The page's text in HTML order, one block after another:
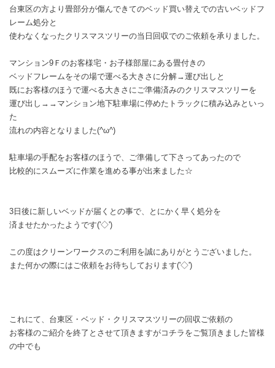
台東区の方より畳部分が傷んできてのベッド買い替えでの古いベッドフ
レーム処分と
使わなくなったクリスマスツリーの当日回収でのご依頼を承りました。
マンション9Ｆのお客様宅・お子様部屋にある畳付きの
ベッドフレームをその場で運べる大きさに分解→運び出しと
既にお客様のほうで運べる大きさにご準備済みのクリスマスツリーを
運び出し→→マンション地下駐車場に停めたトラックに積み込みといっ
た
流れの内容となりました(^ω^)
駐車場の手配をお客様のほうで、ご準備して下さってあったので
比較的にスムーズに作業を進める事が出来ました☆
3日後に新しいベッドが届くとの事で、とにかく早く処分を
済ませたかったようです('◇')ゞ
この度はクリーンワークスのご利用を誠にありがとうございました。
また何かの際にはご依頼をお待ちしております('◇')ゞ
これにて、台東区・ベッド・クリスマスツリーの回収ご依頼の
お客様のご紹介を終了とさせて頂きますがコチラをご覧頂きました皆様
の中でも